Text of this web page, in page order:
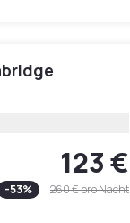
123 €
-53% 260 €pro Nacht